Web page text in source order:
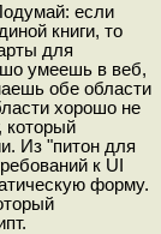
если
книги, то
для
умеешь в веб,
обе области
хорошо не
который
Из "питон для
к UI
форму.